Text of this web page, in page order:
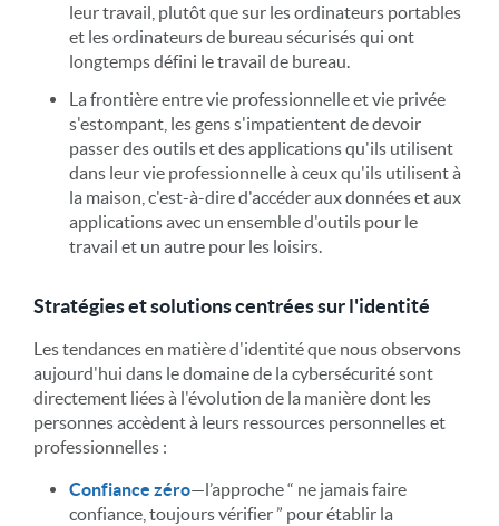
leur travail, plutôt que sur les ordinateurs portables
et les ordinateurs de bureau sécurisés qui ont
longtemps défini le travail de bureau.
La frontière entre vie professionnelle et vie privée
s'estompant, les gens s'impatientent de devoir
passer des outils et des applications qu'ils utilisent
dans leur vie professionnelle à ceux qu'ils utilisent à
la maison, c'est-à-dire d'accéder aux données et aux
applications avec un ensemble d'outils pour le
travail et un autre pour les loisirs.
Stratégies et solutions centrées sur l'identité
Les tendances en matière d'identité que nous observons
aujourd'hui dans le domaine de la cybersécurité sont
directement liées à l'évolution de la manière dont les
personnes accèdent à leurs ressources personnelles et
professionnelles :
Confiance zéro—l’approche “ ne jamais faire
confiance, toujours vérifier ” pour établir la